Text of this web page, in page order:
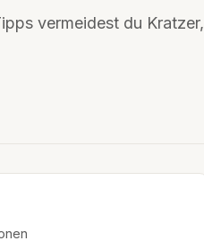
vermeidest du Kratzer,